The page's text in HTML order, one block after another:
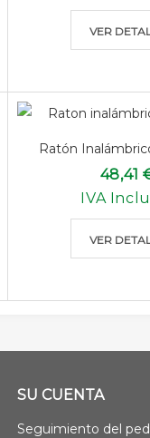
VER
Ratón
48,41
IVA
VER
SU CUENTA
Seguimiento del